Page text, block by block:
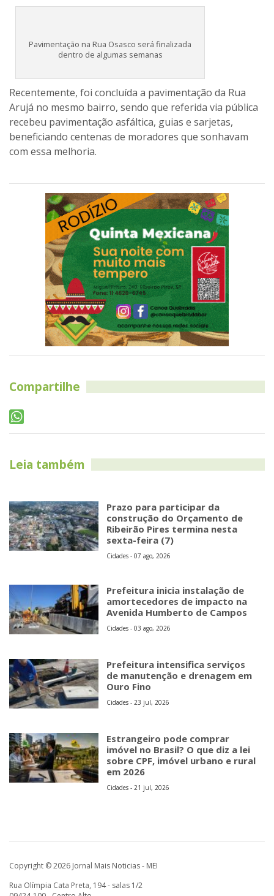
Pavimentação na Rua Osasco será finalizada
dentro de algumas semanas
Recentemente, foi concluída a pavimentação da Rua
Arujá no mesmo bairro, sendo que referida via pública
recebeu pavimentação asfáltica, guias e sarjetas,
beneficiando centenas de moradores que sonhavam
com essa melhoria.
Compartilhe
Leia também
Prazo para participar da
construção do Orçamento de
Ribeirão Pires termina nesta
sexta-feira (7)
Cidades - 07 ago, 2026
Prefeitura inicia instalação de
amortecedores de impacto na
Avenida Humberto de Campos
Cidades - 03 ago, 2026
Prefeitura intensifica serviços
de manutenção e drenagem em
Ouro Fino
Cidades - 23 jul, 2026
Estrangeiro pode comprar
imóvel no Brasil? O que diz a lei
sobre CPF, imóvel urbano e rural
em 2026
Cidades - 21 jul, 2026
Copyright © 2026 Jornal Mais Noticias - MEI
Rua Olímpia Cata Preta, 194 - salas 1/2